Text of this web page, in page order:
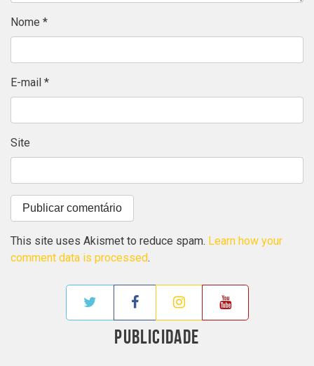
Nome *
E-mail *
Site
This site uses Akismet to reduce spam. Learn how your
comment data is processed.
PUBLICIDADE